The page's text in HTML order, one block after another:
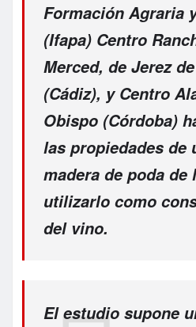
Formación Agraria
(Ifapa) Centro
Merced, de Jerez
(Cádiz), y Centro
Obispo (Córdoba)
las propiedades de
madera de poda de
utilizarlo como
del vino.
El estudio supone